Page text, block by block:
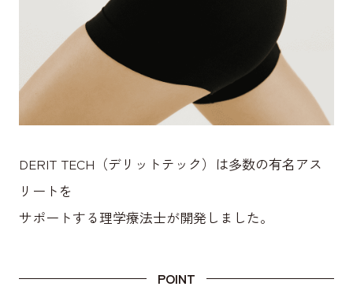
DERIT TECH（デリットテック）は多数の有名アス
リートを
サポートする理学療法士が開発しました。
POINT